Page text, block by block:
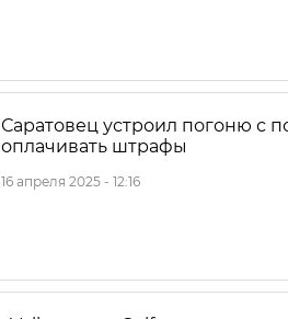
Саратовец устроил погоню с
оплачивать штрафы
16 апреля 2025 - 12:16